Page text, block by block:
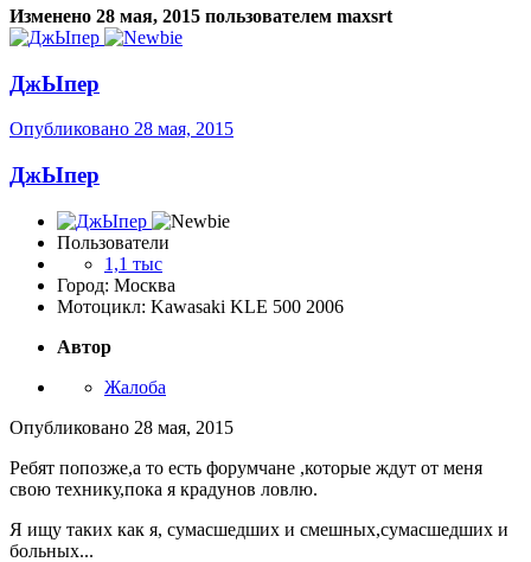
Изменено 28 мая, 2015 пользователем maxsrt
ДжЫпер
Опубликовано 28 мая, 2015
ДжЫпер
Пользователи
1,1 тыс
Город: Москва
Мотоцикл: Kawasaki KLE 500 2006
Автор
Жалоба
Опубликовано 28 мая, 2015
Ребят попозже,а то есть форумчане ,которые ждут от меня
свою технику,пока я крадунов ловлю.
Я ищу таких как я, сумасшедших и смешных,сумасшедших и
больных...